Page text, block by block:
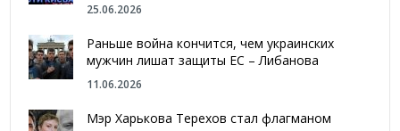
25.06.2026
Раньше война кончится, чем украинских
мужчин лишат защиты ЕС – Либанова
11.06.2026
Мэр Харькова Терехов стал флагманом